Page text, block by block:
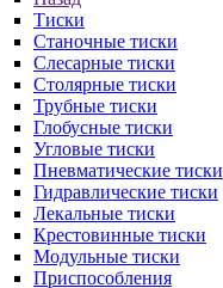
Тиски
Станочные тиски
Слесарные тиски
Столярные тиски
Трубные тиски
Глобусные тиски
Угловые тиски
Пневматические тиски
Гидравлические тиски
Лекальные тиски
Крестовинные тиски
Модульные тиски
Приспособления